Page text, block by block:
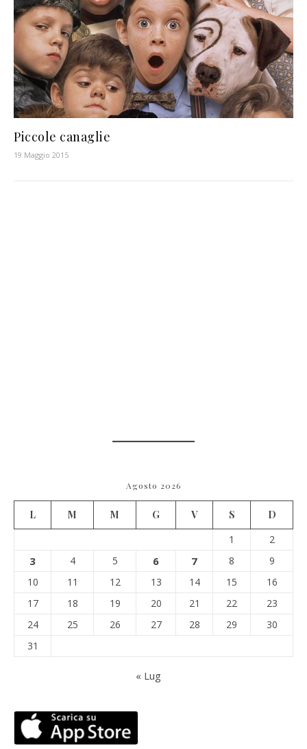
Piccole canaglie
19 Maggio 2015
Agosto 2026
L M M G V S
D
1
2
3 4 5 6 7 8
9
10
11 12 13 14 15
16
17
18 19 20 21 22
23
24
25 26 27 28 29
30
31
« Lug